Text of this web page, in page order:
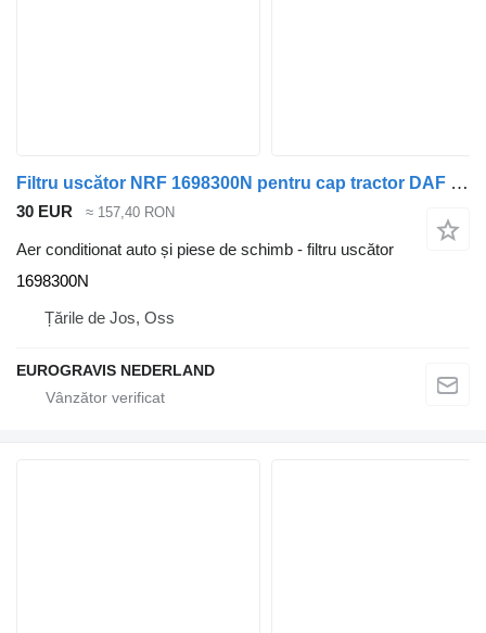
Filtru uscător NRF 1698300N pentru cap tractor DAF XF95/105 CF75/85
30 EUR ≈ 157,40 RON
Aer conditionat auto și piese de schimb - filtru uscător
1698300N
Țările de Jos, Oss
EUROGRAVIS NEDERLAND